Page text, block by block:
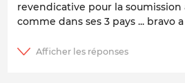
revendicative pour la soumission
comme dans ses 3 pays ... bravo